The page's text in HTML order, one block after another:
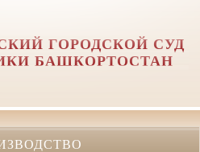
ГОРОДСКОЙ СУД
БАШКОРТОСТАН